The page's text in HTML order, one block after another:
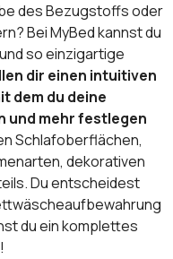
des Bezugstoffs oder
Bei MyBed kannst du
so einzigartige
dir einen intuitiven
dem du deine
und mehr festlegen
Schlafoberflächen,
dekorativen
Du entscheidest
du ein komplettes